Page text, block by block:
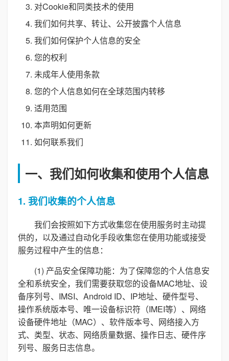
对Cookie和同类技术的使用
我们如何共享、转让、公开披露个人信息
我们如何保护个人信息的安全
您的权利
未成年人使用条款
您的个人信息如何在全球范围内转移
适用范围
本声明如何更新
如何联系我们
一、我们如何收集和使用个人信息
1. 我们收集的个人信息
我们会按照如下方式收集您在使用服务时主动提
供的，以及通过自动化手段收集您在使用功能或接受
服务过程中产生的信息：
(1) 产品安全保障功能：为了保障您的个人信息安
全和系统安全，我们需要获取您的设备MAC地址、设
备序列号、IMSI、Android ID、IP地址、硬件型号、
操作系统版本号、唯一设备标识符（IMEI等）、网络
设备硬件地址（MAC）、软件版本号、网络接入方
式、类型、状态、网络质量数据、操作日志、硬件序
列号、服务日志信息。